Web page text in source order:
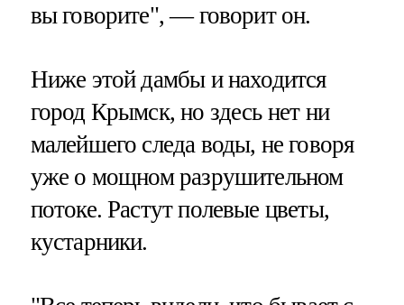
вы говорите", — говорит он.
Ниже этой дамбы и находится
город Крымск, но здесь нет ни
малейшего следа воды, не говоря
уже о мощном разрушительном
потоке. Растут полевые цветы,
кустарники.